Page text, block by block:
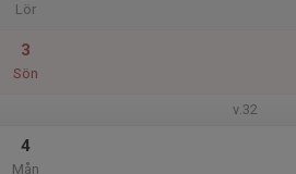
Lör
3
Sön
v.32
4
Mån